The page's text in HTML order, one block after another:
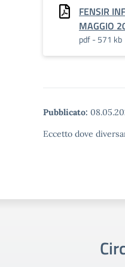
FENSIR
MAGGIO
pdf - 571 kb
Pubblicato:
Eccetto dove